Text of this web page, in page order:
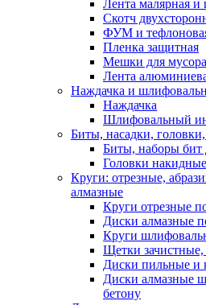
Лента малярная и
Скотч
ФУМ и
Пленка защитная
Мешки для мусора
Лента
Наждачка и
Наждачка
Шлифовальный
Биты, насадки,
Биты, наборы бит
Головки
Круги: отрезные,
алмазные
Круги отрезные
Диски алмазные
Круги
Щетки зачистные,
Диски пильные и
Диски алмазные
бетону